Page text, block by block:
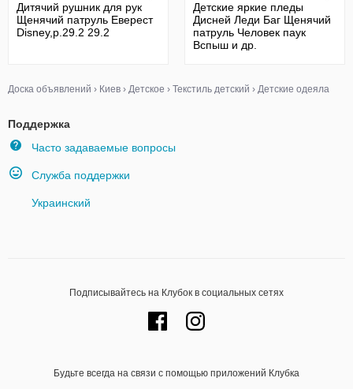
Дитячий рушник для рук
Щенячий патруль Еверест
Disney,р.29.2 29.2
Детские яркие пледы
Дисней Леди Баг Щенячий
патруль Человек паук
Вспыш и др.
Доска объявлений › Киев › Детское › Текстиль детский › Детские одеяла
Поддержка
Часто задаваемые вопросы
Служба поддержки
Украинский
Подписывайтесь на Клубок в социальных сетях
Будьте всегда на связи с помощью приложений Клубка